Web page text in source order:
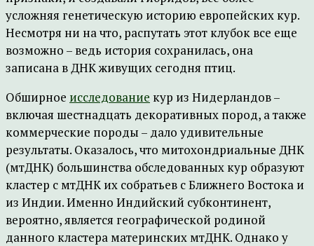
усложняя генетическую историю европейских кур.
Несмотря ни на что, распутать этот клубок все еще
возможно – ведь история сохранилась, она
записана в ДНК живущих сегодня птиц.
Обширное исследование кур из Нидерландов –
включая шестнадцать декоративных пород, а также
коммерческие породы – дало удивительные
результаты. Оказалось, что митохондриальные ДНК
(мтДНК) большинства обследованных кур образуют
кластер с мтДНК их собратьев с Ближнего Востока и
из Индии. Именно Индийский субконтинент,
вероятно, является географической родиной
данного кластера материнских мтДНК. Однако у